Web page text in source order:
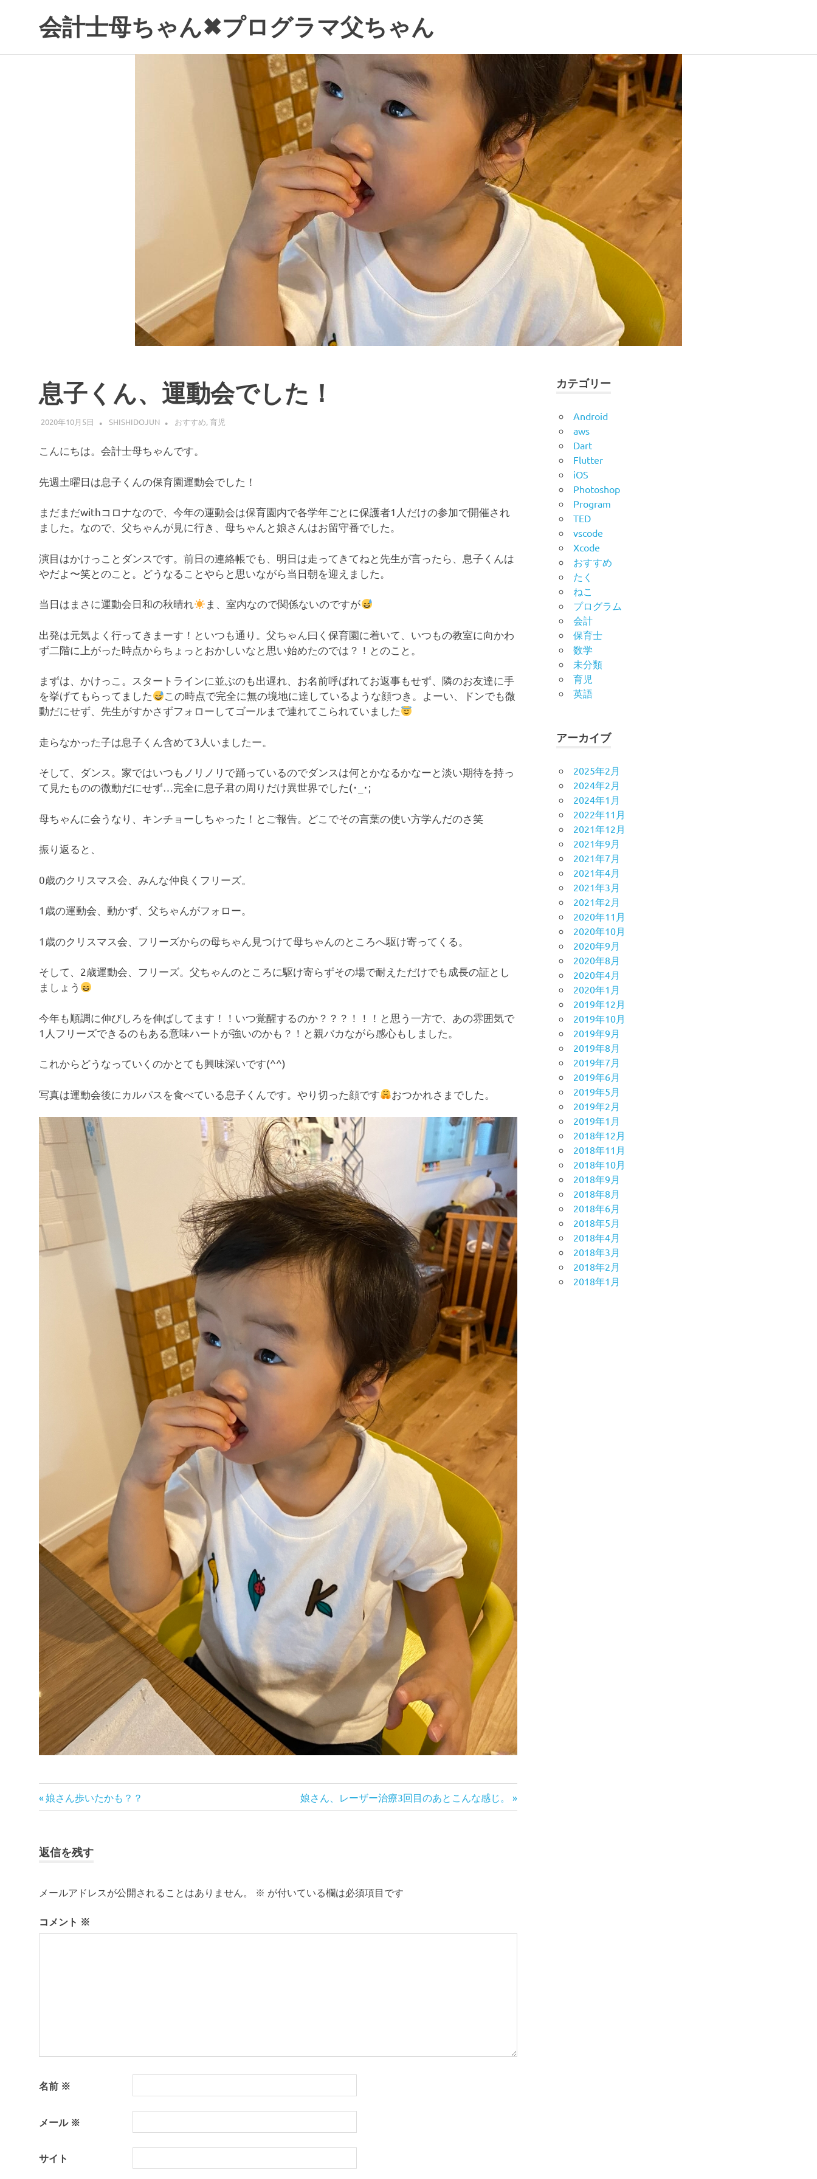
会計士母ちゃん✖プログラマ父ちゃん
息子くん、運動会でした！
2020年10月5日 SHISHIDOJUN おすすめ,育児
こんにちは。会計士母ちゃんです。
先週土曜日は息子くんの保育園運動会でした！
まだまだwithコロナなので、今年の運動会は保育園内で各学年ごとに保護者1人だけの参加で開催され
ました。なので、父ちゃんが見に行き、母ちゃんと娘さんはお留守番でした。
演目はかけっことダンスです。前日の連絡帳でも、明日は走ってきてねと先生が言ったら、息子くんは
やだよ〜笑とのこと。どうなることやらと思いながら当日朝を迎えました。
当日はまさに運動会日和の秋晴れ ま、室内なので関係ないのですが
出発は元気よく行ってきまーす！といつも通り。父ちゃん曰く保育園に着いて、いつもの教室に向かわ
ず二階に上がった時点からちょっとおかしいなと思い始めたのでは？！とのこと。
まずは、かけっこ。スタートラインに並ぶのも出遅れ、お名前呼ばれてお返事もせず、隣のお友達に手
を挙げてもらってました
この時点で完全に無の境地に達しているような顔つき。よーい、ドンでも微
動だにせず、先生がすかさずフォローしてゴールまで連れてこられていました
走らなかった子は息子くん含めて3人いましたー。
そして、ダンス。家ではいつもノリノリで踊っているのでダンスは何とかなるかなーと淡い期待を持っ
て見たものの微動だにせず…完全に息子君の周りだけ異世界でした(･_･;
母ちゃんに会うなり、キンチョーしちゃった！とご報告。どこでその言葉の使い方学んだのさ笑
振り返ると、
0歳のクリスマス会、みんな仲良くフリーズ。
1歳の運動会、動かず、父ちゃんがフォロー。
1歳のクリスマス会、フリーズからの母ちゃん見つけて母ちゃんのところへ駆け寄ってくる。
そして、2歳運動会、フリーズ。父ちゃんのところに駆け寄らずその場で耐えただけでも成長の証とし
ましょう
今年も順調に伸びしろを伸ばしてます！！いつ覚醒するのか？？？！！！と思う一方で、あの雰囲気で
1人フリーズできるのもある意味ハートが強いのかも？！と親バカながら感心もしました。
これからどうなっていくのかとても興味深いです(^^)
写真は運動会後にカルパスを食べている息子くんです。やり切った顔です おつかれさまでした。
投
ナ
ゲ
ー
前
の
娘さん歩いたかも？？
次
の
娘さん、レーザー治療3回目のあとこんな感じ。
返信を残す
メールアドレスが公開されることはありません。 ※ が付いている欄は必須項目です
コメント ※
名前 ※
メール ※
サイト
カテゴリー
Android
aws
Dart
Flutter
iOS
Photoshop
Program
TED
vscode
Xcode
おすすめ
たく
ねこ
プログラム
会計
保育士
数学
未分類
育児
英語
アーカイブ
2025年2月
2024年2月
2024年1月
2022年11月
2021年12月
2021年9月
2021年7月
2021年4月
2021年3月
2021年2月
2020年11月
2020年10月
2020年9月
2020年8月
2020年4月
2020年1月
2019年12月
2019年10月
2019年9月
2019年8月
2019年7月
2019年6月
2019年5月
2019年2月
2019年1月
2018年12月
2018年11月
2018年10月
2018年9月
2018年8月
2018年6月
2018年5月
2018年4月
2018年3月
2018年2月
2018年1月